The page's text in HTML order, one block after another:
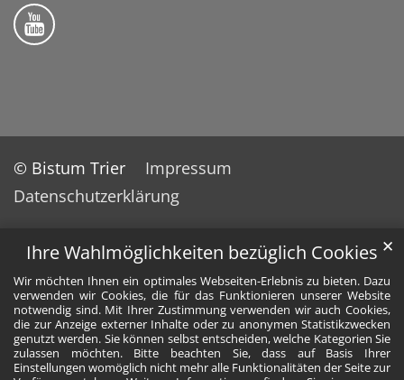
Ihre Wahlmöglichkeiten bezüglich Cookies
Wir möchten Ihnen ein optimales Webseiten-Erlebnis zu bieten. Dazu
verwenden wir Cookies, die für das Funktionieren unserer Website
notwendig sind. Mit Ihrer Zustimmung verwenden wir auch Cookies,
die zur Anzeige externer Inhalte oder zu anonymen Statistikzwecken
genutzt werden. Sie können selbst entscheiden, welche Kategorien Sie
zulassen möchten. Bitte beachten Sie, dass auf Basis Ihrer
Einstellungen womöglich nicht mehr alle Funktionalitäten der Seite zur
✕
Folge uns auf YouTube
© Bistum Trier
Impressum
Datenschutzerklärung